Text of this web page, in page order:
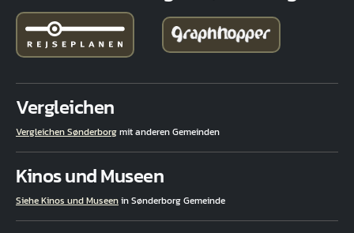
Vergleichen
Vergleichen Sønderborgmit anderen Gemeinden
Kinos und Museen
Siehe Kinos und Museenin Sønderborg Gemeinde